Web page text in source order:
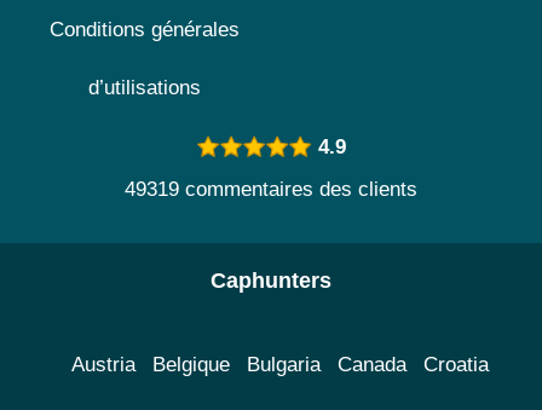
Conditions générales
d’utilisations
4.9
49319 commentaires des clients
Caphunters
Austria Belgique Bulgaria Canada Croatia